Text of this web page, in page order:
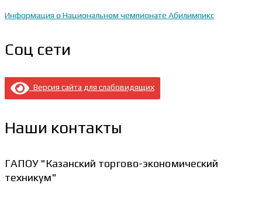
Информация о Национальном чемпионате Абилимпикс
Соц сети
Версия сайта для слабовидящих
Наши контакты
ГАПОУ "Казанский торгово-экономический
техникум"